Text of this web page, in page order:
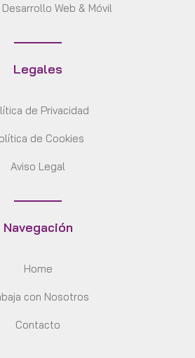
Desarrollo Web & Móvil
Legales
de Privacidad
de Cookies
Aviso Legal
Navegación
Home
con Nosotros
Contacto